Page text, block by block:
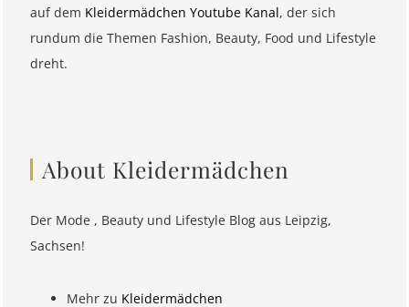
auf dem Kleidermädchen Youtube Kanal, der sich
rundum die Themen Fashion, Beauty, Food und Lifestyle
dreht.
About Kleidermädchen
Der Mode , Beauty und Lifestyle Blog aus Leipzig,
Sachsen!
Mehr zu Kleidermädchen